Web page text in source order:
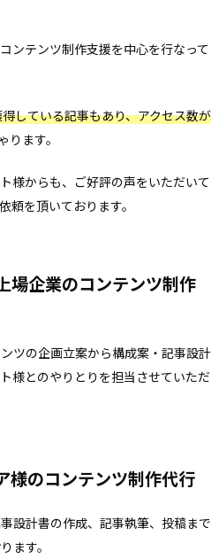
ンテンツ制作支援を中心を行なって
している記事もあり、アクセス数が
ります。
様からも、ご好評の声をいただいて
頼を頂いております。
場企業のコンテンツ制作
ツの企画立案から構成案・記事設計
様とのやりとりを担当させていただ
様のコンテンツ制作代行
設計書の作成、記事執筆、投稿まで
ます。